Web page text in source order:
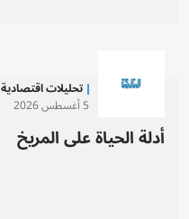
تحليلات اقتصادية
5 أغسطس 2026
أدلة الحياة على المريخ